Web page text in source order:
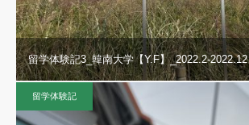
留学体験記3_韓南大学【Y.F】_2022.2-2022.12
留学体験記